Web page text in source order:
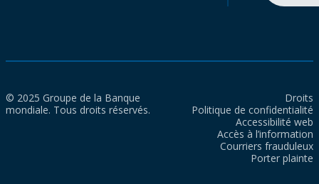
© 2025 Groupe de la Banque
mondiale. Tous droits réservés.
Droits
Politique de confidentialité
Accessibilité web
Accès à l’information
Courriers frauduleux
Porter plainte